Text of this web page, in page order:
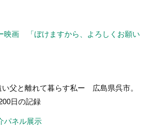
映画 「ぼけますから、よろしくお願い
父と離れて暮らす私ー 広島県呉市。
日の記録
パネル展示